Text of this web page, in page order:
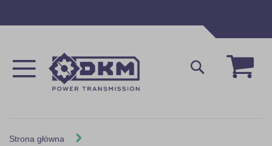
Mój
Szukaj
Strona główna